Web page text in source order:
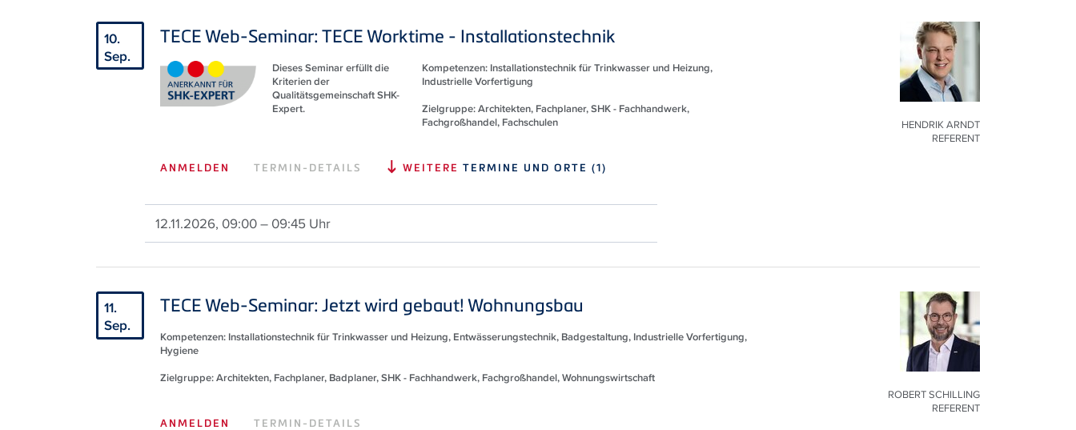
10.
Sep.
TECE Web-Seminar: TECE Worktime - Installationstechnik
Dieses Seminar erfüllt die
Kriterien der
Qualitätsgemeinschaft SHK-
Expert.
Kompetenzen: Installationstechnik für Trinkwasser und Heizung,
Industrielle Vorfertigung
Zielgruppe: Architekten, Fachplaner, SHK - Fachhandwerk,
Fachgroßhandel, Fachschulen
ANMELDEN TERMIN-DETAILS WEITERE TERMINE UND ORTE (1)
HENDRIK ARNDT
REFERENT
12.11.2026, 09:00 – 09:45 Uhr
11.
Sep.
TECE Web-Seminar: Jetzt wird gebaut! Wohnungsbau
Kompetenzen: Installationstechnik für Trinkwasser und Heizung, Entwässerungstechnik, Badgestaltung, Industrielle Vorfertigung,
Hygiene
Zielgruppe: Architekten, Fachplaner, Badplaner, SHK - Fachhandwerk, Fachgroßhandel, Wohnungswirtschaft
ANMELDEN TERMIN-DETAILS
ROBERT SCHILLING
REFERENT